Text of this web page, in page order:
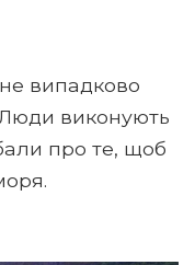
випадково
Люди виконують
про те, щоб